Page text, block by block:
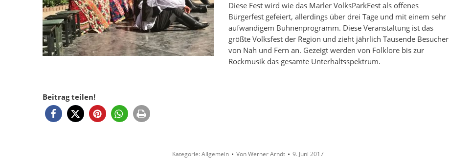
Diese Fest wird wie das Marler VolksParkFest als offenes
Bürgerfest gefeiert, allerdings über drei Tage und mit einem sehr
aufwändigem Bühnenprogramm. Diese Veranstaltung ist das
größte Volksfest der Region und zieht jährlich Tausende Besucher
von Nah und Fern an. Gezeigt werden von Folklore bis zur
Rockmusik das gesamte Unterhaltsspektrum.
Beitrag teilen!
Kategorie:Allgemein VonWerner Arndt 9. Juni 2017